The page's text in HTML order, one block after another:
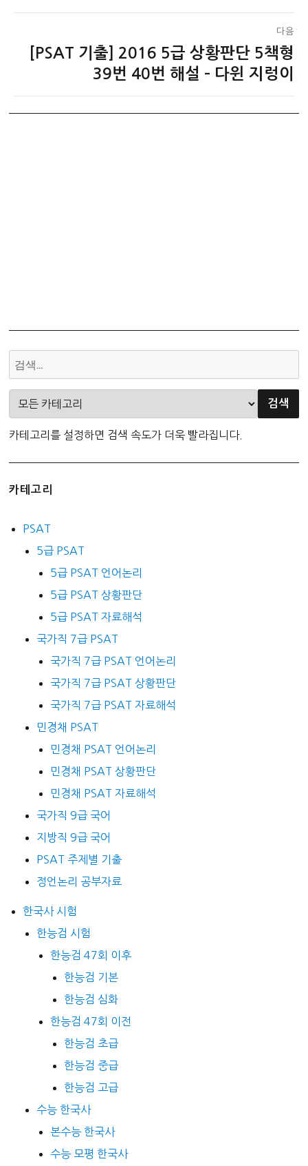
다음
[PSAT 기출] 2016 5급 상황판단 5책형
39번 40번 해설 – 다윈 지렁이
카테고리를 설정하면 검색 속도가 더욱 빨라집니다.
카테고리
PSAT
5급 PSAT
5급 PSAT 언어논리
5급 PSAT 상황판단
5급 PSAT 자료해석
국가직 7급 PSAT
국가직 7급 PSAT 언어논리
국가직 7급 PSAT 상황판단
국가직 7급 PSAT 자료해석
민경채 PSAT
민경채 PSAT 언어논리
민경채 PSAT 상황판단
민경채 PSAT 자료해석
국가직 9급 국어
지방직 9급 국어
PSAT 주제별 기출
정언논리 공부자료
한국사 시험
한능검 시험
한능검 47회 이후
한능검 기본
한능검 심화
한능검 47회 이전
한능검 초급
한능검 중급
한능검 고급
수능 한국사
본수능 한국사
수능 모평 한국사